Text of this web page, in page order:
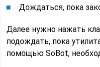
Дождаться, пока
Далее нужно нажать
подождать, пока
помощью SoBot,